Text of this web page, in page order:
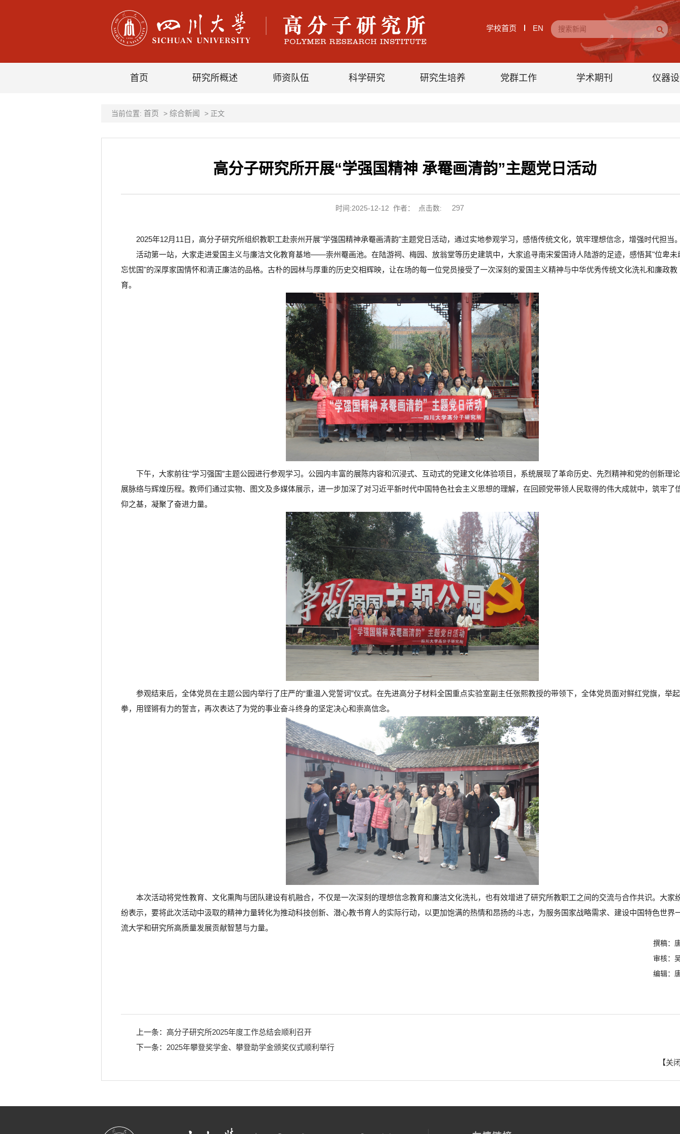
学校首页 EN
首页 研究所概述 师资队伍 科学研究 研究生培养 党群工作 学术期刊 仪器
当前位置: 首页 > 综合新闻 > 正文
高分子研究所开展“学强国精神 承罨画清韵”主题党日活动
时间:2025-12-12 作者： 点击数: 297
2025年12月11日，高分子研究所组织教职工赴崇州开展"学强国精神承罨画清韵"主题党日活动，通过实地参观学习，感悟传统文化，筑牢理想信念，增强时代担当
活动第一站，大家走进爱国主义与廉洁文化教育基地——崇州罨画池。在陆游祠、梅园、放翁堂等历史建筑中，大家追寻南宋爱国诗人陆游的足迹，感悟其"位卑未
忘忧国"的深厚家国情怀和清正廉洁的品格。古朴的园林与厚重的历史交相辉映，让在场的每一位党员接受了一次深刻的爱国主义精神与中华优秀传统文化洗礼和廉政教
育。
下午，大家前往“学习强国”主题公园进行参观学习。公园内丰富的展陈内容和沉浸式、互动式的党建文化体验项目，系统展现了革命历史、先烈精神和党的创新理
展脉络与辉煌历程。教师们通过实物、图文及多媒体展示，进一步加深了对习近平新时代中国特色社会主义思想的理解，在回顾党带领人民取得的伟大成就中，筑牢了
仰之基，凝聚了奋进力量。
参观结束后，全体党员在主题公园内举行了庄严的“重温入党誓词”仪式。在先进高分子材料全国重点实验室副主任张熙教授的带领下，全体党员面对鲜红党旗，举
拳，用铿锵有力的誓言，再次表达了为党的事业奋斗终身的坚定决心和崇高信念。
本次活动将党性教育、文化熏陶与团队建设有机融合，不仅是一次深刻的理想信念教育和廉洁文化洗礼，也有效增进了研究所教职工之间的交流与合作共识。大家
纷表示，要将此次活动中汲取的精神力量转化为推动科技创新、潜心教书育人的实际行动，以更加饱满的热情和昂扬的斗志，为服务国家战略需求、建设中国特色世界
流大学和研究所高质量发展贡献智慧与力量。
撰稿：
审核：
编辑：
上一条： 高分子研究所2025年度工作总结会顺利召开
下一条： 2025年攀登奖学金、攀登助学金颁奖仪式顺利举行
【关